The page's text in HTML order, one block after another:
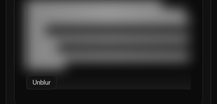
███████████████████████████████████
█████████████████████████████████████████
██████████████████████████████████████████
██████████
Unblur